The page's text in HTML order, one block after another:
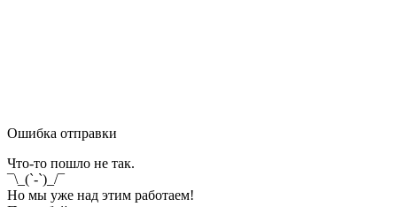
Ошибка отправки
Что-то пошло не так.
¯\_(`-`)_/¯
Но мы уже над этим работаем!